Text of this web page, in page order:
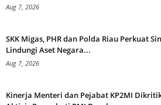
Aug 7, 2026
SKK Migas, PHR dan Polda Riau Perkuat
Lindungi Aset Negara...
Aug 7, 2026
Kinerja Menteri dan Pejabat KP2MI